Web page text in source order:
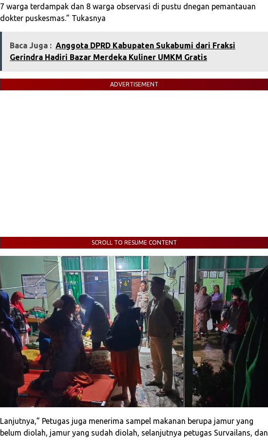
7 warga terdampak dan 8 warga observasi di pustu dnegan pemantauan
dokter puskesmas.” Tukasnya
Baca Juga : Anggota DPRD Kabupaten Sukabumi dari Fraksi
Gerindra Hadiri Bazar Merdeka Kuliner UMKM Gratis
ADVERTISEMENT
SCROLL TO RESUME CONTENT
Lanjutnya,” Petugas juga menerima sampel makanan berupa jamur yang
belum diolah, jamur yang sudah diolah, selanjutnya petugas Survailans, dan